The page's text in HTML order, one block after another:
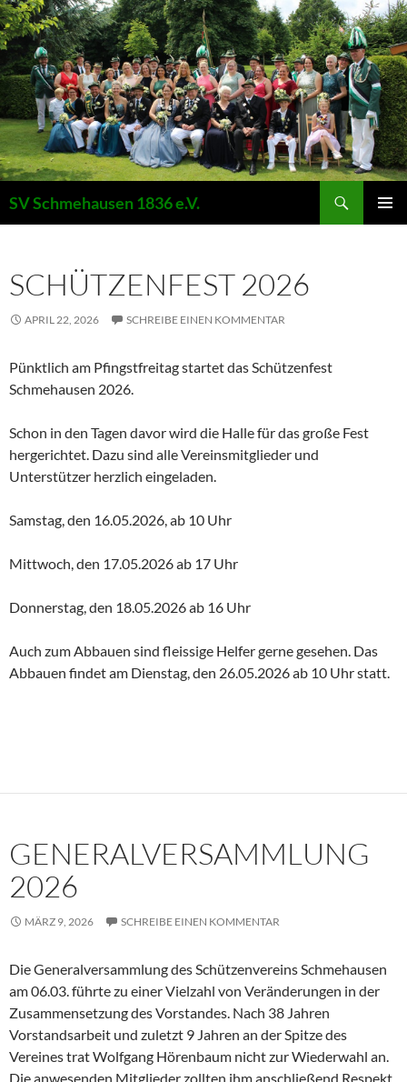
SV Schmehausen 1836 e.V.
SCHÜTZENFEST 2026
APRIL 22, 2026 SCHREIBE EINEN KOMMENTAR
Pünktlich am Pfingstfreitag startet das Schützenfest
Schmehausen 2026.
Schon in den Tagen davor wird die Halle für das große Fest
hergerichtet. Dazu sind alle Vereinsmitglieder und
Unterstützer herzlich eingeladen.
Samstag, den 16.05.2026, ab 10 Uhr
Mittwoch, den 17.05.2026 ab 17 Uhr
Donnerstag, den 18.05.2026 ab 16 Uhr
Auch zum Abbauen sind fleissige Helfer gerne gesehen. Das
Abbauen findet am Dienstag, den 26.05.2026 ab 10 Uhr statt.
GENERALVERSAMMLUNG
2026
MÄRZ 9, 2026 SCHREIBE EINEN KOMMENTAR
Die Generalversammlung des Schützenvereins Schmehausen
am 06.03. führte zu einer Vielzahl von Veränderungen in der
Zusammensetzung des Vorstandes. Nach 38 Jahren
Vorstandsarbeit und zuletzt 9 Jahren an der Spitze des
Vereines trat Wolfgang Hörenbaum nicht zur Wiederwahl an.
Die anwesenden Mitglieder zollten ihm anschließend Respekt